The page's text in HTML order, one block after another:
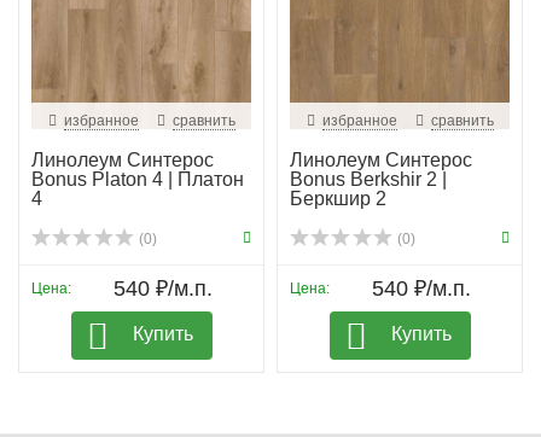
избранное сравнить
Линолеум Синтерос
Bonus Platon 4 | Платон
4
(0)
Цена: 540 ₽/м.п.
Купить
избранное сравнить
Линолеум Синтерос
Bonus Berkshir 2 |
Беркшир 2
(0)
Цена: 540 ₽/м.п.
Купить